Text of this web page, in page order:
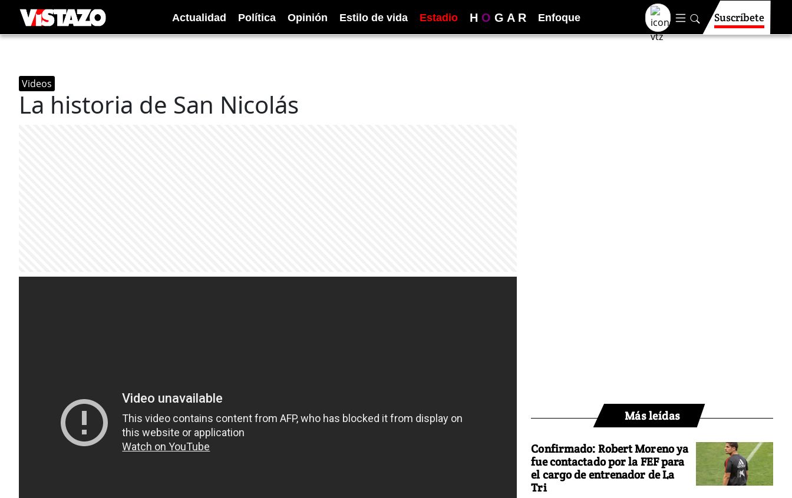
Actualidad Política Opinión Estilo de vida Estadio H O G A R Enfoque Suscríbete
Videos
La historia de San Nicolás
Más leídas
Confirmado: Robert Moreno ya
fue contactado por la FEF para
el cargo de entrenador de La
Tri